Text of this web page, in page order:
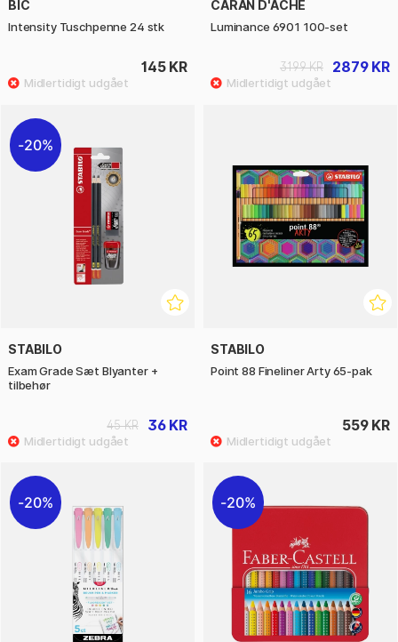
BIC
Intensity Tuschpenne 24 stk
145 KR
CARAN D'ACHE
Luminance 6901 100-set
2879 KR
3199 KR
20%
STABILO
Exam Grade Sæt Blyanter +
tilbehør
36 KR
45 KR
STABILO
Point 88 Fineliner Arty 65-pak
559 KR
20% 20%